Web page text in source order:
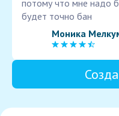
потому что мне надо
будет точно бан
Моника